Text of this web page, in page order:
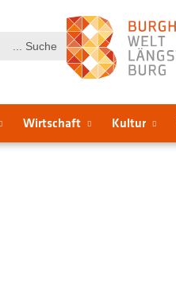
Search
for:
Kultur
Wirtschaft